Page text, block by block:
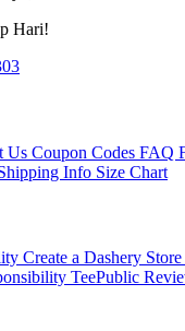
Hari!
Us Coupon Codes FAQ
Info Size Chart
Create a Dashery Store
TeePublic